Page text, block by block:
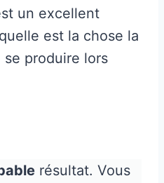
un excellent
est la chose la
produire lors
résultat. Vous